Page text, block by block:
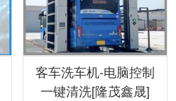
客车洗车机-电脑控制
一键清洗[隆茂鑫晟]